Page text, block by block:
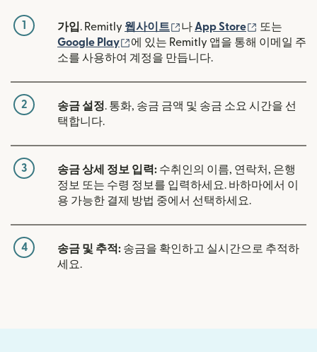
1 가입. Remitly 웹사이트 (새 창에서 열림)
나 App Store (새 창에서
또는
Google Play
(새 창에서 열림)
에 있는 Remitly 앱을 통해 이메일 주
소를 사용하여 계정을 만듭니다.
2 송금 설정. 통화, 송금 금액 및 송금 소요 시간을 선
택합니다.
3 송금 상세 정보 입력: 수취인의 이름, 연락처, 은행
정보 또는 수령 정보를 입력하세요. 바하마에서 이
용 가능한 결제 방법 중에서 선택하세요.
4 송금 및 추적: 송금을 확인하고 실시간으로 추적하
세요.